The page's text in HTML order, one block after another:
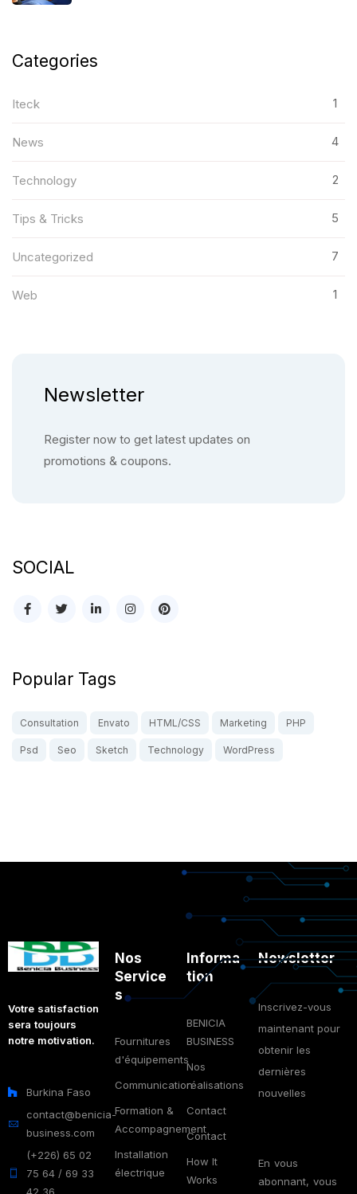
Categories
Iteck 1
News 4
Technology 2
Tips & Tricks 5
Uncategorized 7
Web 1
Newsletter
Register now to get latest updates on
promotions & coupons.
SOCIAL
Popular Tags
Consultation Envato HTML/CSS Marketing PHP
Psd Seo Sketch Technology WordPress
Votre satisfaction
sera toujours
notre motivation.
Burkina Faso
contact@benicia-
business.com
(+226) 65 02
75 64 / 69 33
42 36
Nos
Service
s
Fournitures
d'équipements
Communication
Formation &
Accompagnement
Installation
électrique
Informa
tion
BENICIA
BUSINESS
Nos
réalisations
Contact
Contact
How It
Works
Newsletter
Inscrivez-vous
maintenant pour
obtenir les
dernières
nouvelles
En vous
abonnant, vous